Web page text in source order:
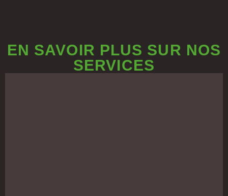
EN SAVOIR PLUS SUR NOS
SERVICES